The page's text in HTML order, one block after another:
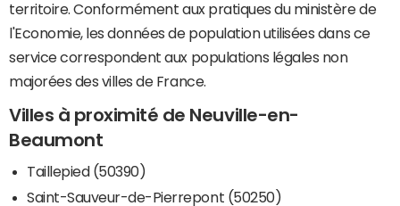
territoire. Conformément aux pratiques du ministère de
l'Economie, les données de population utilisées dans ce
service correspondent aux populations légales non
majorées des villes de France.
Villes à proximité de Neuville-en-
Beaumont
Taillepied (50390)
Saint-Sauveur-de-Pierrepont (50250)